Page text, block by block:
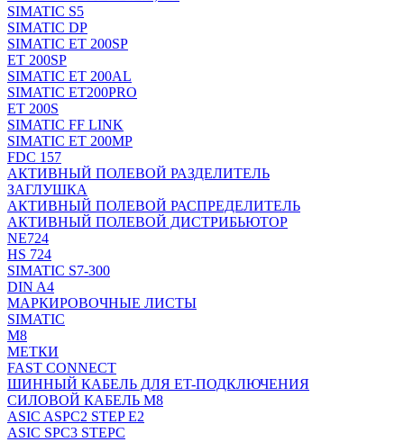
SIMATIC S5
SIMATIC DP
SIMATIC ET 200SP
ET 200SP
SIMATIC ET 200AL
SIMATIC ET200PRO
ET 200S
SIMATIC FF LINK
SIMATIC ET 200MP
FDC 157
АКТИВНЫЙ ПОЛЕВОЙ РАЗДЕЛИТЕЛЬ
ЗАГЛУШКА
АКТИВНЫЙ ПОЛЕВОЙ РАСПРЕДЕЛИТЕЛЬ
АКТИВНЫЙ ПОЛЕВОЙ ДИСТРИБЬЮТОР
NE724
HS 724
SIMATIC S7-300
DIN A4
МАРКИРОВОЧНЫЕ ЛИСТЫ
SIMATIC
M8
МЕТКИ
FAST CONNECT
ШИННЫЙ КАБЕЛЬ ДЛЯ ET-ПОДКЛЮЧЕНИЯ
СИЛОВОЙ КАБЕЛЬ M8
ASIC ASPC2 STEP E2
ASIC SPC3 STEPC